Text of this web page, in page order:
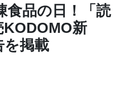
食品の日！「読
KODOMO新
を掲載